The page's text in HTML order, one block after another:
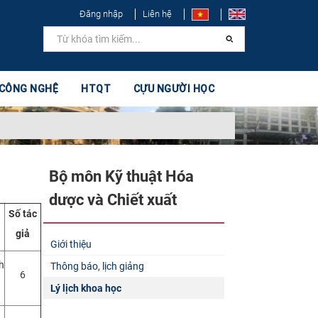
Đăng nhập Liên hệ
NGHỆ HTQT CỰU NGƯỜI HỌC
Số tác
giả
6
Bộ môn Kỹ thuật Hóa
dược và Chiết xuất​
Giới thiệu
Thông báo, lịch giảng
Lý lịch khoa học